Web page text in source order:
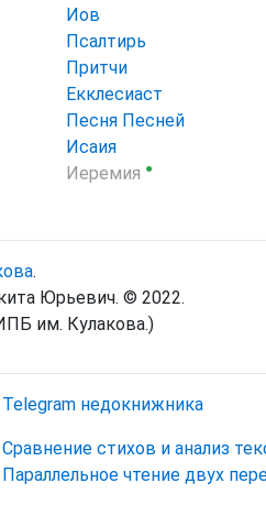
Иов
Псалтирь
Притчи
Екклесиаст
Песня Песней
Исаия
Иеремия ●
.
Юрьевич. © 2022.
им. Кулакова.)
Telegram недокнижника
Сравнение стихов и анализ
Параллельное чтение двух